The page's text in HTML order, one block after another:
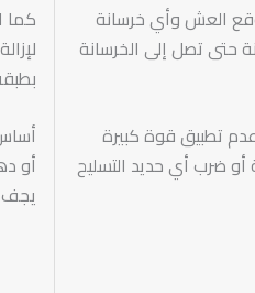
العش وأي خرسانة
حتى تصل إلى الخرسانة
تطبيق قوة كبيرة
أو ضرب أي حديد التسليح
كما
أو
يجف